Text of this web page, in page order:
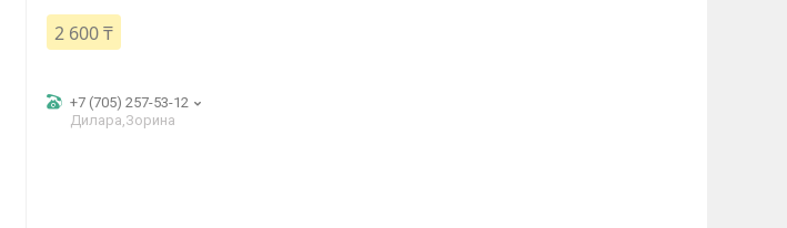
2 600 ₸
+7 (705) 257-53-12
Дилара,Зорина